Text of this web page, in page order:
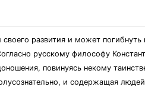
развития и может
русскому философу
повинуясь некому
и содержащая людей